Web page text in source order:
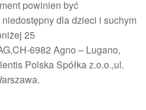
powinien być
dla dzieci i suchym
25
6982 Agno – Lugano,
Polska Spółka z.o.o.,ul.